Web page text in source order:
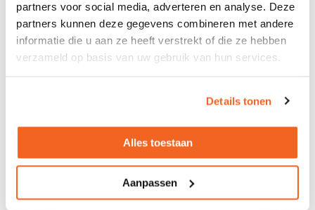
partners voor social media, adverteren en analyse. Deze
partners kunnen deze gegevens combineren met andere
informatie die u aan ze heeft verstrekt of die ze hebben
verzameld op basis van uw gebruik van hun services.
Details tonen
Alles toestaan
Aanpassen
passen treinbanken moeiteloos in vrijwel elke ruimte.
Treinbanken zijn niet alleen stijlvol, maar ook praktisch. Ze
zorgen voor een vaste, overzichtelijke zitopstelling, waardoor de
ruimte rustig oogt. Door de rechte rug en stevige zitting
stimuleren ze een actieve zithouding, wat ideaal is voor werk- of
overlegplekken.